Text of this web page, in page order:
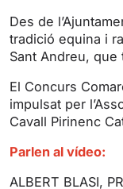
Des de
tradició equina i
Sant Andreu,
El Concurs
impulsat per
Cavall Pirinenc
Parlen al vídeo:
ALBERT BLASI,